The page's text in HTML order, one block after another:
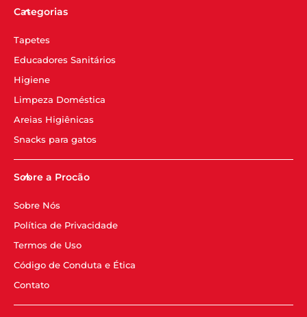
Categorias
Tapetes
Educadores Sanitários
Higiene
Limpeza Doméstica
Areias Higiênicas
Snacks para gatos
Sobre a Procão
Sobre Nós
Política de Privacidade
Termos de Uso
Código de Conduta e Ética
Contato